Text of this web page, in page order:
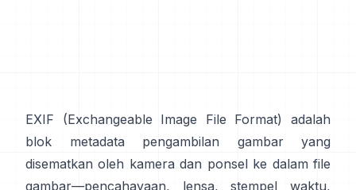
EXIF (Exchangeable Image File Format) adalah
blok metadata pengambilan gambar yang
disematkan oleh kamera dan ponsel ke dalam file
gambar—pencahayaan, lensa, stempel waktu,